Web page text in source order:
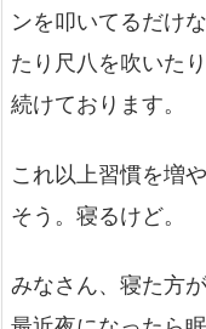
ンを叩いてるだけ
たり尺八を吹いた
続けております。
これ以上習慣を増
そう。寝るけど。
みなさん、寝た方